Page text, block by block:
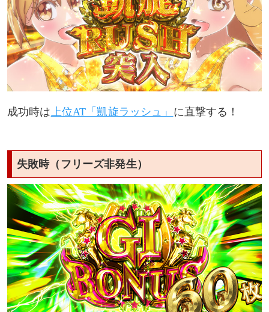
成功時は 上位AT「凱旋ラッシュ」 に直撃する！
失敗時（フリーズ非発生）